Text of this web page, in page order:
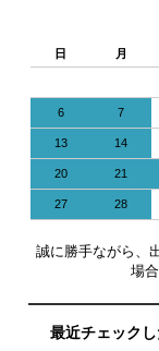
日 月
6 7
13 14
20 21
27 28
誠に勝手ながら、
場
最近チェック